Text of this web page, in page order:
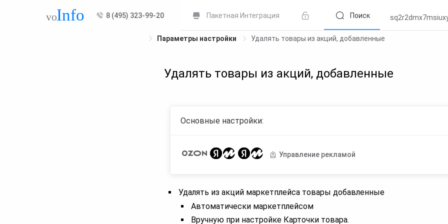
8 (495) 323-99-20 Пакетная Интеграция Поиск
Параметры настройки Удалять товары из акций, добавленные
Удалять товары из акций, добавленные
Основные настройки:
Управление рекламой
Удалять из акций маркетплейса товары добавленные
Автоматически маркетплейсом
Вручную при настройке Карточки товара.